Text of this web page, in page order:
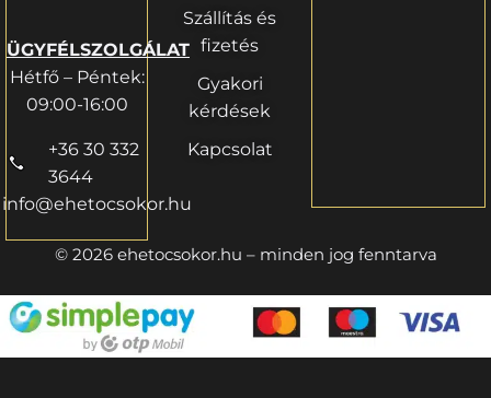
ÜGYFÉLSZOLGÁLAT
Hétfő – Péntek:
09:00-16:00
+36 30 332
3644
info@ehetocsokor.hu
Szállítás és
fizetés
Gyakori
kérdések
Kapcsolat
© 2026 ehetocsokor.hu – minden jog fenntarva